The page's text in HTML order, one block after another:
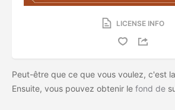
LICENSE INFO
Peut-être que ce que vous voulez, c'est
Ensuite, vous pouvez obtenir le fond de